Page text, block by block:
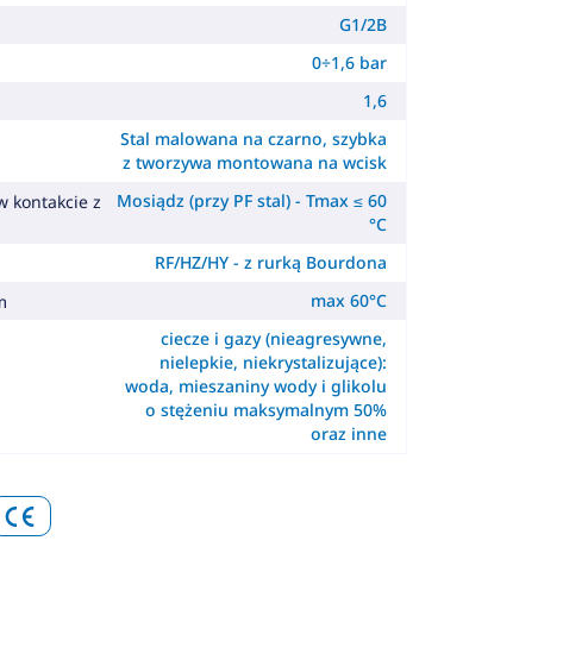
G1/2B
0÷1,6 bar
1,6
Stal malowana na czarno, szybka
z tworzywa montowana na wcisk
kontakcie z
Mosiądz (przy PF stal) - Tmax ≤ 60
°C
RF/HZ/HY - z rurką Bourdona
max 60°C
ciecze i gazy (nieagresywne,
nielepkie, niekrystalizujące):
woda, mieszaniny wody i glikolu
o stężeniu maksymalnym 50%
oraz inne